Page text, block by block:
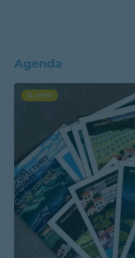
Agenda
À venir